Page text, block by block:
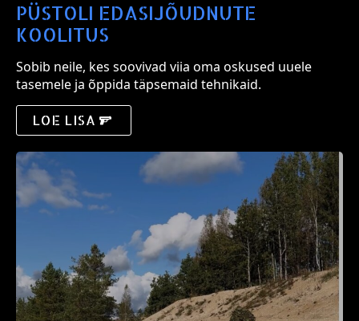
PÜSTOLI EDASIJÕUDNUTE
KOOLITUS
Sobib neile, kes soovivad viia oma oskused uuele
tasemele ja õppida täpsemaid tehnikaid.
LOE LISA